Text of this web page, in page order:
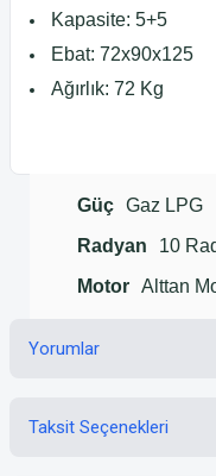
Kapasite: 5+5
Ebat: 72x90x125
Ağırlık: 72 Kg
Güç Gaz LPG
Radyan
10
Motor Alttan
Yorumlar
Taksit Seçenekleri